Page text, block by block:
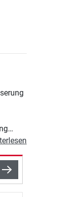
weiter